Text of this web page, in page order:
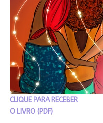
CLIQUE PARA RECEBER
O LIVRO (PDF)